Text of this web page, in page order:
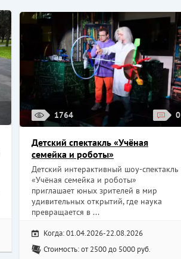
1764 0
Детский спектакль «Учёная
семейка и роботы»
Детский интерактивный шоу-спектакль
«Учёная семейка и роботы»
приглашает юных зрителей в мир
удивительных открытий, где наука
превращается в ...
Когда: 01.04.2026-22.08.2026
Стоимость: от 2500 до 5000 руб.